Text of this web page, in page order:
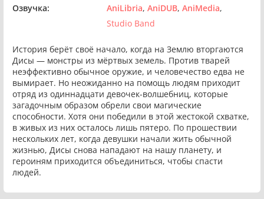
Озвучка:
AniLibria AniDUB AniMedia
Studio Band
История берёт своё начало, когда на Землю вторгаются
Дисы — монстры из мёртвых земель. Против тварей
неэффективно обычное оружие, и человечество едва не
вымирает. Но неожиданно на помощь людям приходит
отряд из одиннадцати девочек-волшебниц, которые
загадочным образом обрели свои магические
способности. Хотя они победили в этой жестокой схватке,
в живых из них осталось лишь пятеро. По прошествии
нескольких лет, когда девушки начали жить обычной
жизнью, Дисы снова нападают на нашу планету, и
героиням приходится объединиться, чтобы спасти
людей.